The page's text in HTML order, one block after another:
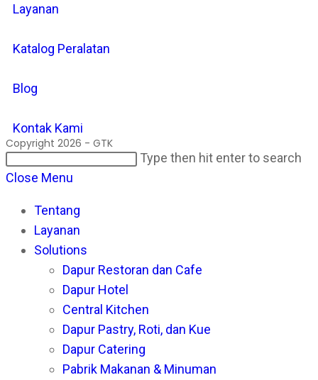
Layanan
Katalog Peralatan
Blog
Kontak Kami
Copyright 2026 - GTK
Search
this
Type then hit enter to search
Close Menu
Tentang
Layanan
Solutions
Dapur Restoran dan Cafe
Dapur Hotel
Central Kitchen
Dapur Pastry, Roti, dan Kue
Dapur Catering
Pabrik Makanan & Minuman